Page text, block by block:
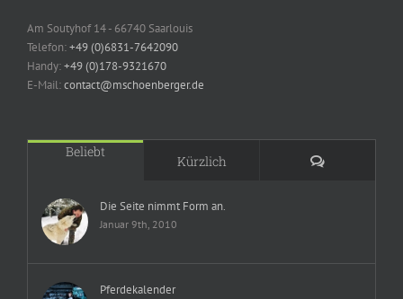
Am Soutyhof 14 - 66740 Saarlouis
Telefon:+49 (0)6831-7642090
Handy:+49 (0)178-9321670
E-Mail:contact@mschoenberger.de
Beliebt
Kürzlich Kommentare
Die Seite nimmt Form an.
Januar 9th, 2010
Pferdekalender